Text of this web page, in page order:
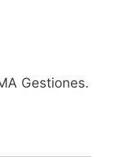
Gestiones.